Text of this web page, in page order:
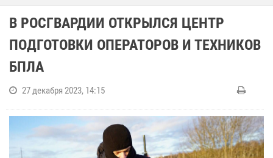
В РОСГВАРДИИ ОТКРЫЛСЯ ЦЕНТР
ПОДГОТОВКИ ОПЕРАТОРОВ И ТЕХНИКОВ
БПЛА
27 декабря 2023, 14:15